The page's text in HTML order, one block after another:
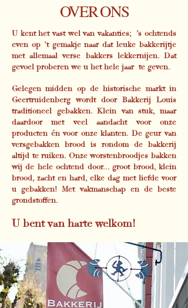
OVER ONS
U kent het vast wel van vakanties; ’s ochtends
even op ’t gemakje naar dat leuke bakkerijtje
met allemaal verse bakkers lekkernijen. Dat
gevoel proberen we u het hele jaar te geven.
Gelegen midden op de historische markt in
Geertruidenberg wordt door Bakkerij Louis
traditioneel gebakken. Klein van stuk, maar
daardoor met veel aandacht voor onze
producten én voor onze klanten. De geur van
versgebakken brood is rondom de bakkerij
altijd te ruiken. Onze worstenbroodjes bakken
wij de hele ochtend door... groot brood, klein
brood, zacht en hard, elke dag met liefde voor
u gebakken! Met vakmanschap en de beste
grondstoffen.
U bent van harte welkom!